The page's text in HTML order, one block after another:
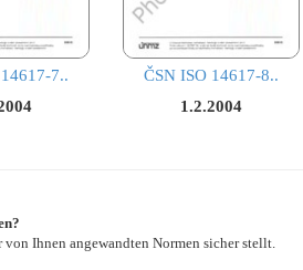
7..
ČSN ISO 14617-8..
1.2.2004
Ihnen angewandten Normen sicher stellt.